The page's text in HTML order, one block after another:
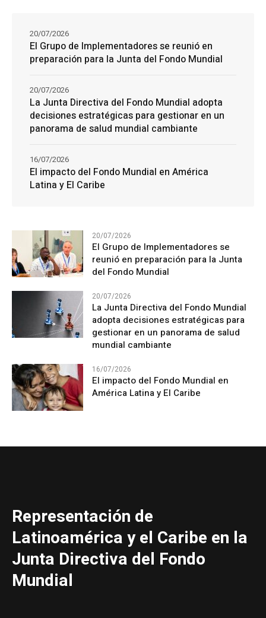
El Grupo de Implementadores se reunió en
preparación para la Junta del Fondo Mundial
20/07/2026
La Junta Directiva del Fondo Mundial adopta
decisiones estratégicas para gestionar en un
panorama de salud mundial cambiante
20/07/2026
El impacto del Fondo Mundial en América
Latina y El Caribe
16/07/2026
20/07/2026
El Grupo de Implementadores se
reunió en preparación para la Junta
del Fondo Mundial
20/07/2026
La Junta Directiva del Fondo Mundial
adopta decisiones estratégicas para
gestionar en un panorama de salud
mundial cambiante
16/07/2026
El impacto del Fondo Mundial en
América Latina y El Caribe
Representación de
Latinoamérica y el Caribe en la
Junta Directiva del Fondo
Mundial